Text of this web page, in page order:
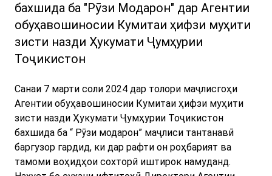
бахшида ба "Рӯзи Модарон" дар Агентии
обуҳавошиносии Кумитаи ҳифзи муҳити
зисти назди Ҳукумати Ҷумҳурии
Тоҷикистон
Санаи 7 марти соли 2024 дар толори маҷлисгоҳи
Агентии обуҳавошиносии Кумитаи ҳифзи муҳити
зисти назди Ҳукумати Ҷумҳурии Тоҷикистон
бахшида ба “ Рӯзи модарон” маҷлиси тантанавӣ
баргузор гардид, ки дар рафти он роҳбарият ва
тамоми воҳидҳои сохторӣ иштирок намуданд.